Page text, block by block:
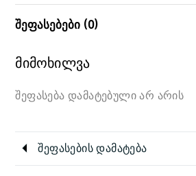
შეფასებები (0)
მიმოხილვა
შეფასება დამატებული არ არის
შეფასების დამატება